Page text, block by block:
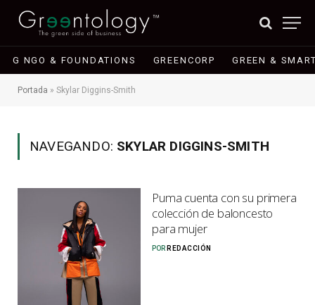
G NGO & FOUNDATIONS GREENCORP GREEN &
Portada » Skylar Diggins-Smith
NAVEGANDO: SKYLAR DIGGINS-SMITH
Puma cuenta con su primera
colección de baloncesto
para mujer
POR REDACCIÓN